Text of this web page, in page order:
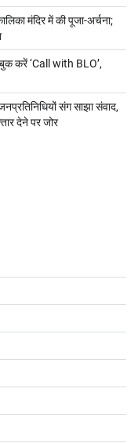
मंदिर में की पूजा-अर्चना;
करें ‘Call with BLO’,
संग साझा संवाद,
देने पर जोर